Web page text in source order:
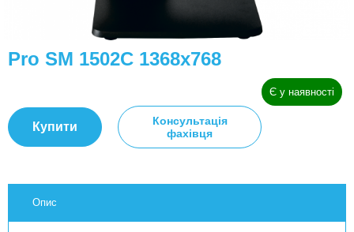
Pro SM 1502С 1368x768
Є у наявності
Купити
Консультація
фахівця
Опис